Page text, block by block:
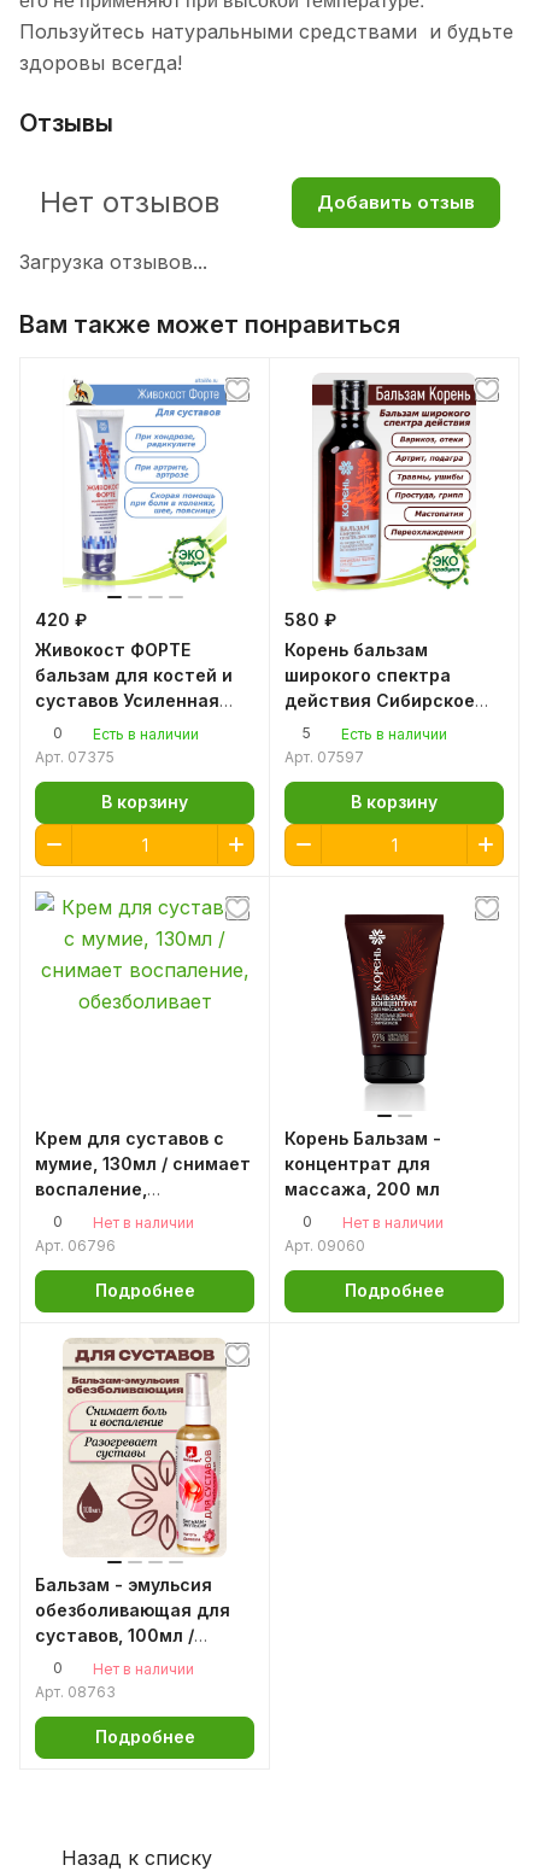
Пользуйтесь натуральными средствами и будьте
здоровы всегда!
Отзывы
Загрузка отзывов...
Нет отзывов Добавить отзыв
Вам также может понравиться
420 ₽
Живокост ФОРТЕ
бальзам для костей и
суставов Усиленная
формула, 100мл / крем
для суставов
0
Есть в наличии
Арт. 07375
В корзину
580 ₽
Корень бальзам
широкого спектра
действия Сибирское
здоровье, 250 мл
Бальзам №1 / Корень
5
Есть в наличии
Арт. 07597
В корзину
Крем для суставов с
мумие, 130мл / снимает
воспаление,
обезболивает
0
Нет в наличии
Арт. 06796
Подробнее
Корень Бальзам -
концентрат для
массажа, 200 мл
0
Нет в наличии
Арт. 09060
Подробнее
Бальзам - эмульсия
обезболивающая для
суставов, 100мл /
разогревающий крем
для суставов
0
Нет в наличии
Арт. 08763
Подробнее
Назад к списку